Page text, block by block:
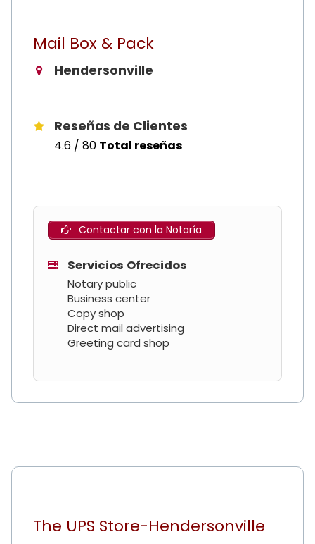
Mail Box & Pack
Hendersonville
Reseñas de Clientes
4.6 / 80 Total reseñas
Contactar con la Notaría
Servicios Ofrecidos
Notary public
Business center
Copy shop
Direct mail advertising
Greeting card shop
The UPS Store-Hendersonville